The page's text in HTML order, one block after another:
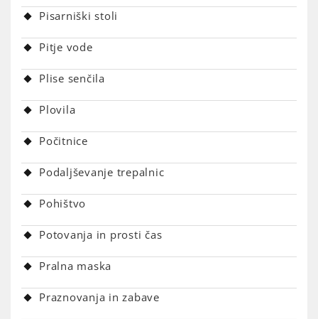
Pisarniški stoli
Pitje vode
Plise senčila
Plovila
Počitnice
Podaljševanje trepalnic
Pohištvo
Potovanja in prosti čas
Pralna maska
Praznovanja in zabave